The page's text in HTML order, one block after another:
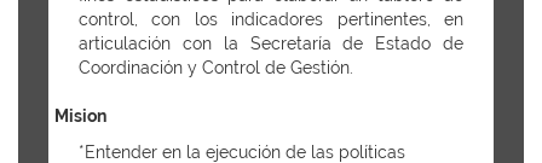
control, con los indicadores pertinentes, en
articulación con la Secretaría de Estado de
Coordinación y Control de Gestión.
Mision
*Entender en la ejecución de las políticas